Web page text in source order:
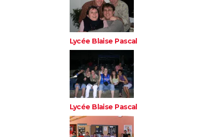
Lycée Blaise Pascal
Lycée Blaise Pascal